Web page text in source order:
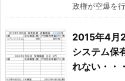
政権が空爆を
2015年4月
システム保
れない・・・